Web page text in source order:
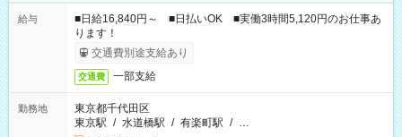
給与
■日給16,840円～ ■日払いOK ■実働3時間5,120円のお仕事あ
ります！
交通費別途支給あり
交通費 一部支給
勤務地
東京都千代田区
東京駅 / 水道橋駅 / 有楽町駅 / …